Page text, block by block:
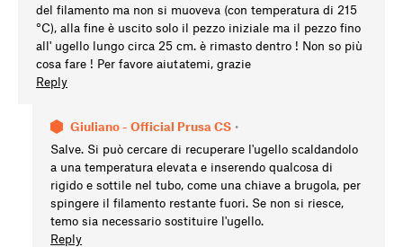
del filamento ma non si muoveva (con temperatura di 215
°C), alla fine è uscito solo il pezzo iniziale ma il pezzo fino
all' ugello lungo circa 25 cm. è rimasto dentro ! Non so più
cosa fare ! Per favore aiutatemi, grazie
Reply
Giuliano - Official Prusa CS •
Salve. Si può cercare di recuperare l'ugello scaldandolo
a una temperatura elevata e inserendo qualcosa di
rigido e sottile nel tubo, come una chiave a brugola, per
spingere il filamento restante fuori. Se non si riesce,
temo sia necessario sostituire l'ugello.
Reply